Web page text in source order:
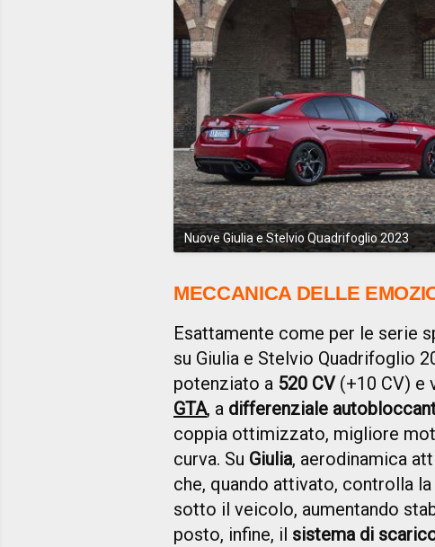
Nuove Giulia e Stelvio Quadrifoglio 2023
MECCANICA DELLE
Esattamente come per le serie
su Giulia e Stelvio Quadrifoglio
potenziato a 520 CV(+10 CV) e
GTA, a differenziale
coppia ottimizzato, migliore
curva. Su Giulia, aerodinamica
che, quando attivato, controlla
sotto il veicolo, aumentando
posto, infine, il sistema di